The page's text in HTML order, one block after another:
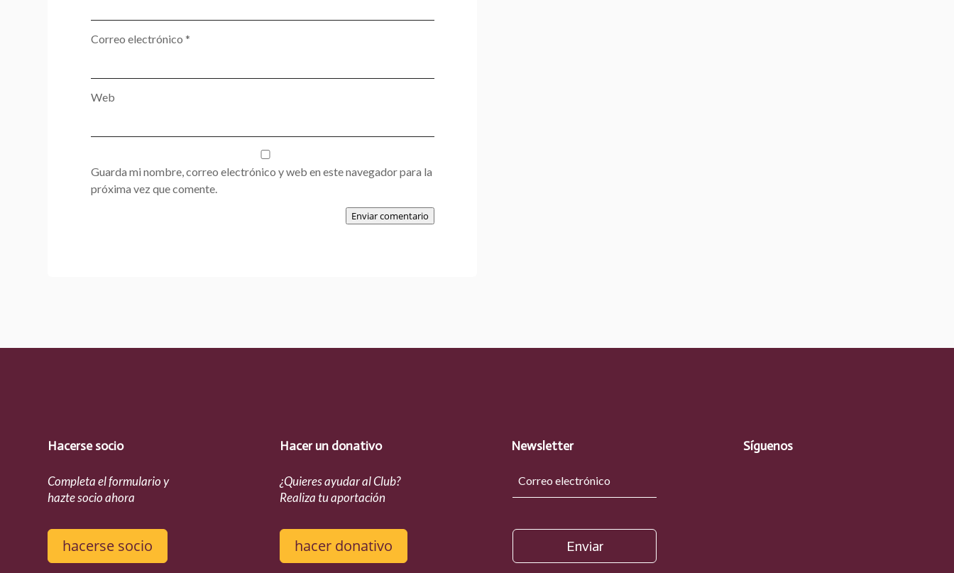
Correo electrónico *
Web
Guarda mi nombre, correo electrónico y web en este navegador para la
próxima vez que comente.
Enviar comentario
Hacerse socio
Completa el formulario y
hazte socio ahora
hacerse socio
Hacer un donativo
¿Quieres ayudar al Club?
Realiza tu aportación
hacer donativo
Newsletter
Enviar
Síguenos